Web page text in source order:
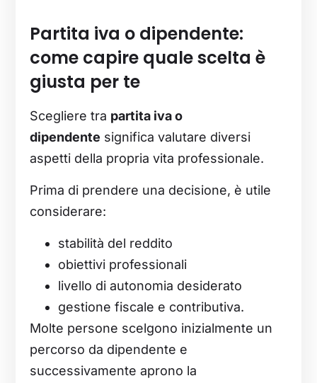
Partita iva o dipendente:
come capire quale scelta è
giusta per te
Scegliere tra partita iva o
dipendente significa valutare diversi
aspetti della propria vita professionale.
Prima di prendere una decisione, è utile
considerare:
stabilità del reddito
obiettivi professionali
livello di autonomia desiderato
gestione fiscale e contributiva.
Molte persone scelgono inizialmente un
percorso da dipendente e
successivamente aprono la